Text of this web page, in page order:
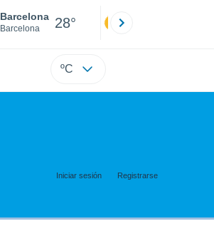
Barcelona
Barcelona 28°
ºC
Iniciar sesión Registrarse